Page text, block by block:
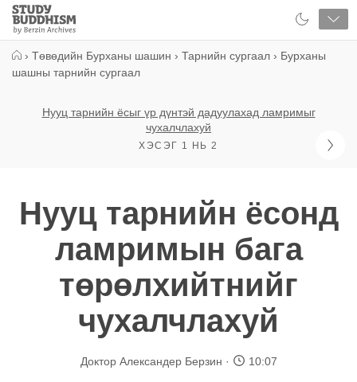
Close
Study
Buddhism
› Төвөдийн Бурханы шашин › Тарнийн сургаал › Бурханы
шашны тарнийн сургаал
Нууц тарнийн ёсыг үр дүнтэй дадуулахад ламримыг
чухалчлахуй
ХЭСЭГ 1 НЬ 2
Нууц тарнийн ёсонд
ламримын бага
төрөлхийтнийг
чухалчлахуй
Доктор Александер Берзин 10:07